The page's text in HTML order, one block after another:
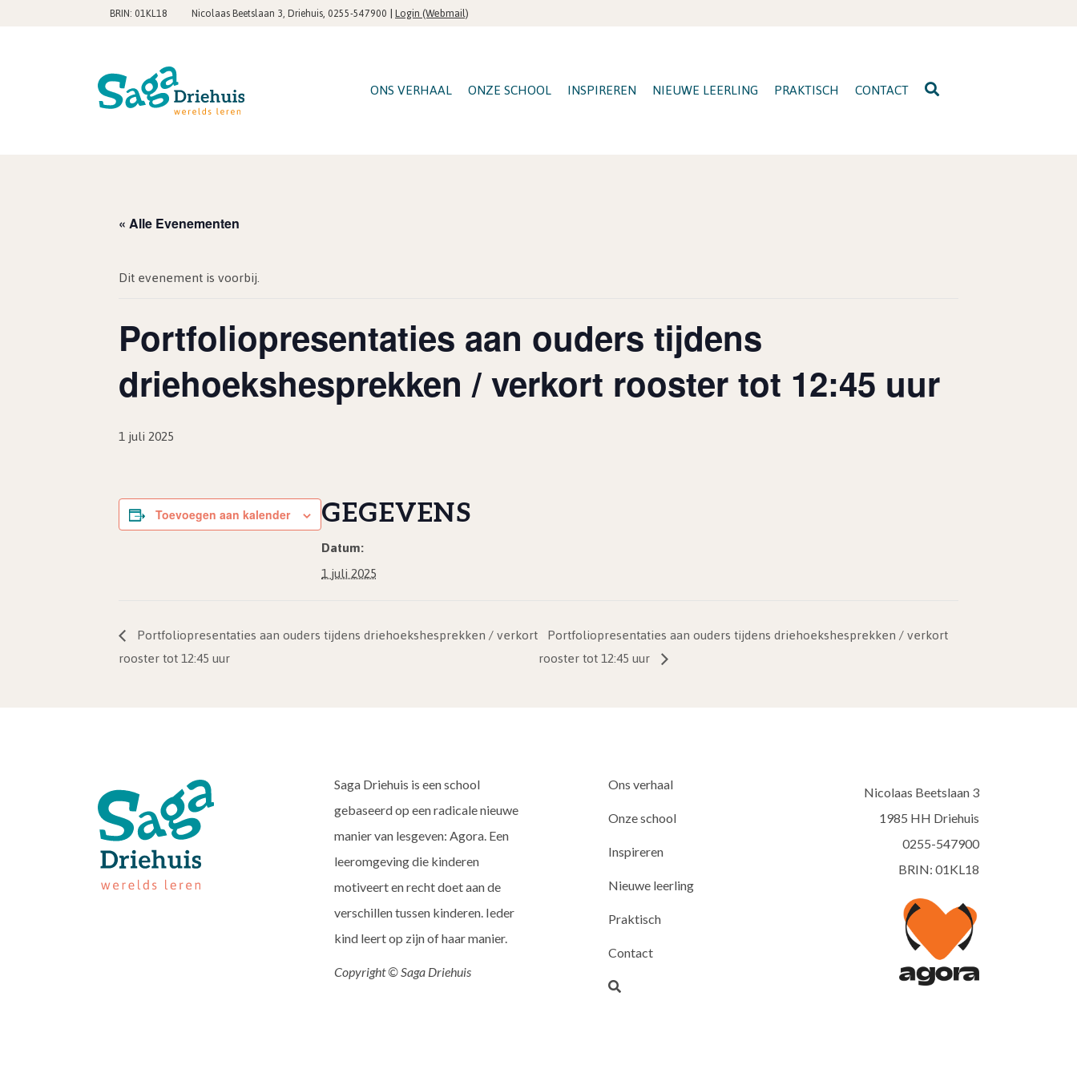
BRIN: 01KL18 Nicolaas Beetslaan 3, Driehuis, 0255-547900 |Login (Webmail)
ONS VERHAAL ONZE SCHOOL INSPIREREN NIEUWE LEERLING PRAKTISCH CONTACT
« Alle Evenementen
Dit evenement is voorbij.
Portfoliopresentaties aan ouders tijdens
driehoekshesprekken / verkort rooster tot 12:45 uur
1 juli 2025
Toevoegen aan kalender GEGEVENS
Datum:
1 juli 2025
Portfoliopresentaties aan ouders tijdens driehoekshesprekken / verkort
rooster tot 12:45 uur
Portfoliopresentaties aan ouders tijdens driehoekshesprekken / verkort
rooster tot 12:45 uur
Saga Driehuis is een school
gebaseerd op een radicale nieuwe
manier van lesgeven: Agora. Een
leeromgeving die kinderen
motiveert en recht doet aan de
verschillen tussen kinderen. Ieder
kind leert op zijn of haar manier.
Copyright © Saga Driehuis
Ons verhaal
Onze school
Inspireren
Nieuwe leerling
Praktisch
Contact
Nicolaas Beetslaan 3
1985 HH Driehuis
0255-547900
BRIN: 01KL18